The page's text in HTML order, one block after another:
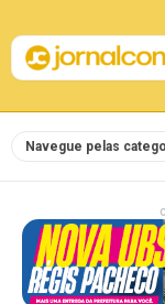
Navegue pelas